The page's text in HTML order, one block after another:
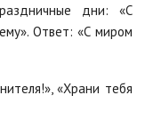
дни: «С
Ответ: «С миром
«Храни тебя